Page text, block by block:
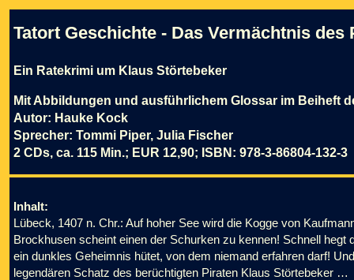
Tatort Geschichte - Das Vermächtnis des
Ein Ratekrimi um Klaus Störtebeker
Mit Abbildungen und ausführlichem Glossar im Beiheft
Autor: Hauke Kock
Sprecher: Tommi Piper, Julia Fischer
2 CDs, ca. 115 Min.; EUR 12,90; ISBN: 978-3-86804-132-3
Inhalt:
Lübeck, 1407 n. Chr.: Auf hoher See wird die Kogge von
Brockhusen scheint einen der Schurken zu kennen! Schnell
ein dunkles Geheimnis hütet, von dem niemand erfahren darf!
legendären Schatz des berüchtigten Piraten Klaus Störtebeker …